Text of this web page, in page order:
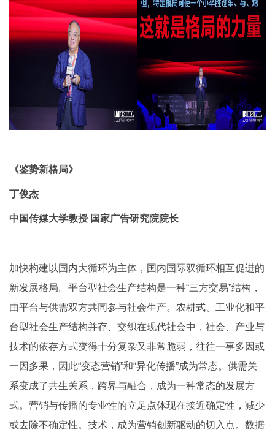
《鉴势新格局》
丁俊杰
中国传媒大学教授 国家广告研究院院长
加快构建以国内大循环为主体，国内国际双循环相互促进的
新发展格局。平台型社会生产结构是一种“三方交易”结构，
由平台与供需双方共同参与社会生产。农耕式、工业化和平
台型社会生产结构并存、交织在现代社会中，社会、产业与
技术的依存方式变得十分复杂又非常脆弱，往往一事多因或
一因多果，因此“变态营销”和“异化传播”成为常态。供需关
系变成了共生关系，跨界与融合，成为一种常态的发展方
式。营销与传播的专业性的立足点体现在接近确定性，减少
或去除不确定性。技术，成为营销创新驱动的切入点。数据